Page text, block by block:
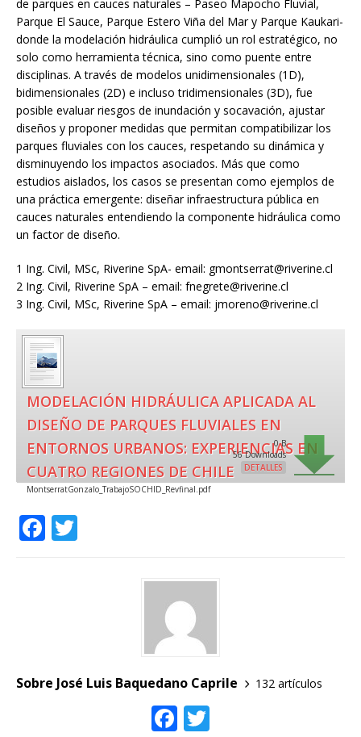
de parques en cauces naturales – Paseo Mapocho Fluvial,
Parque El Sauce, Parque Estero Viña del Mar y Parque Kaukari-
donde la modelación hidráulica cumplió un rol estratégico, no
solo como herramienta técnica, sino como puente entre
disciplinas. A través de modelos unidimensionales (1D),
bidimensionales (2D) e incluso tridimensionales (3D), fue
posible evaluar riesgos de inundación y socavación, ajustar
diseños y proponer medidas que permitan compatibilizar los
parques fluviales con los cauces, respetando su dinámica y
disminuyendo los impactos asociados. Más que como
estudios aislados, los casos se presentan como ejemplos de
una práctica emergente: diseñar infraestructura pública en
cauces naturales entendiendo la componente hidráulica como
un factor de diseño.
1 Ing. Civil, MSc, Riverine SpA- email: gmontserrat@riverine.cl
2 Ing. Civil, Riverine SpA – email: fnegrete@riverine.cl
3 Ing. Civil, MSc, Riverine SpA – email: jmoreno@riverine.cl
MODELACIÓN HIDRÁULICA APLICADA AL
DISEÑO DE PARQUES FLUVIALES EN
ENTORNOS URBANOS: EXPERIENCIAS EN
CUATRO REGIONES DE CHILE
MontserratGonzalo_TrabajoSOCHID_Revfinal.pdf
0 B
56 Downloads
DETALLES
F
o
Sobre José Luis Baquedano Caprile 132 artículos
F